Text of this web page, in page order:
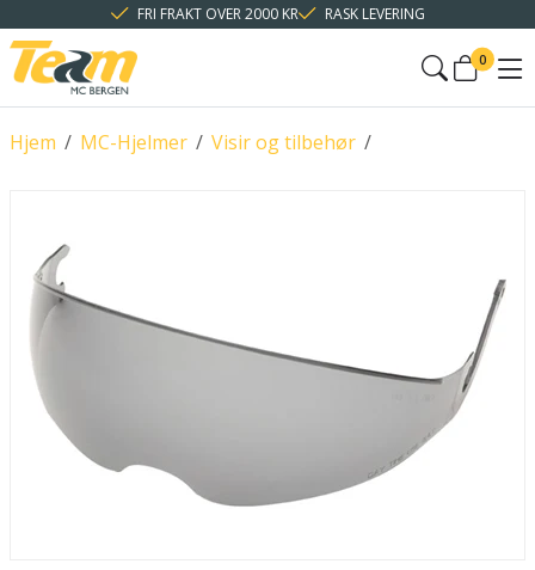
FRI FRAKT OVER 2000 KR RASK LEVERING
0
/
Hjem /
MC-Hjelmer /
Visir og tilbehør